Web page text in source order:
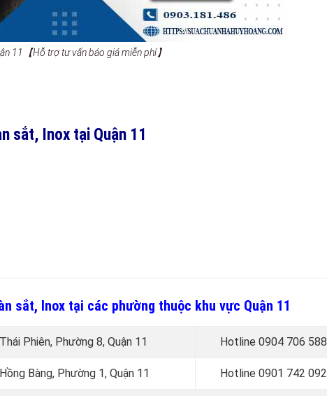
11【Hỗ trợ tư vấn báo giá miễn phí】
sắt, Inox tại Quận 11
sắt, Inox tại các phường thuộc khu vực Quận 11
Phiên, Phường 8, Quận 11 Hotline 0904 706 588
Hồng Bàng, Phường 1, Quận 11 Hotline 0901 742 092